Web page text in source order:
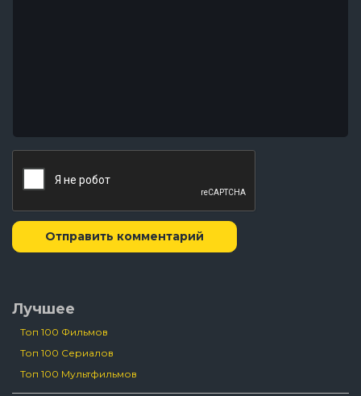
Отправить комментарий
Лучшее
Топ 100 Фильмов
Топ 100 Сериалов
Топ 100 Мультфильмов